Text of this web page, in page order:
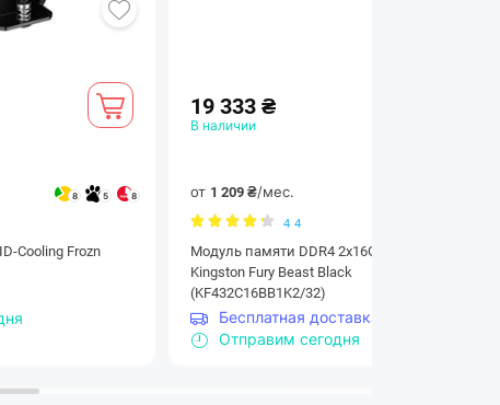
8 5 8
Cooling Frozn
19 333 ₴
В наличии
от 1 209 ₴/мес.
4 4
Модуль памяти DDR4 2x16GB/3200
Kingston Fury Beast Black
(KF432C16BB1K2/32)
Бесплатная доставка
Отправим сегодня